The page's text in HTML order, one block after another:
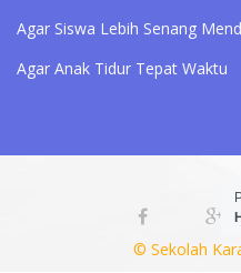
Agar Siswa Lebih Senang
Agar Anak Tidur Tepat Waktu
© Sekolah